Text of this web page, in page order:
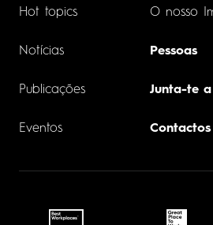
Hot topics
Notícias
Publicações
Eventos
O nosso
Pessoas
Junta-te
Contactos